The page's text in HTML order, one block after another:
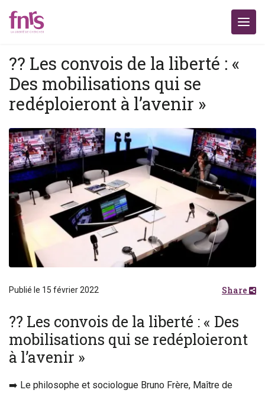
?? Les convois de la liberté : «
Des mobilisations qui se
redéploieront à l’avenir »
Publié le 15 février 2022 Share
?? Les convois de la liberté : « Des
mobilisations qui se redéploieront
à l’avenir »
➡️ Le philosophe et sociologue Bruno Frère, Maître de